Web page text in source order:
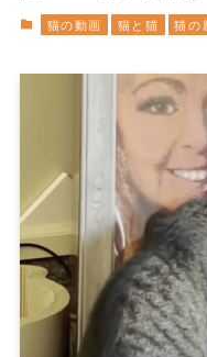
猫の動画 猫と猫 猫の